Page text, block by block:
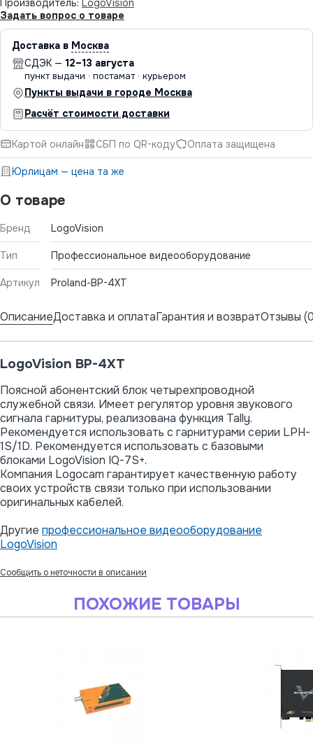
О товаре
Бренд LogoVision
Тип Профессиональное видеооборудование
Артикул Proland-BP-4XT
Производитель: LogoVision
Задать вопрос о товаре
Доставка в Москва
СДЭК — 12–13 августа
пункт выдачи · постамат · курьером
Пункты выдачи в городе Москва
Расчёт стоимости доставки
Картой онлайн СБП по QR-коду Оплата защищена
Юрлицам — цена та же
ОписаниеДоставка и оплатаГарантия и возвратОтзывы
LogoVision BP-4XT
Поясной абонентский блок четырехпроводной
служебной связи. Имеет регулятор уровня звукового
сигнала гарнитуры, реализована функция Tally.
Рекомендуется использовать с гарнитурами серии LPH-
1S/1D. Рекомендуется использовать с базовыми
блоками LogoVision IQ-7S+.
Компания Logocam гарантирует качественную работу
своих устройств связи только при использовании
оригинальных кабелей.
Другие профессиональное видеооборудование
LogoVision
Сообщить о неточности в описании
ПОХОЖИЕ ТОВАРЫ